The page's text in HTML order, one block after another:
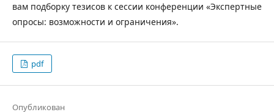
вам подборку тезисов к сессии конференции «Экспертные
опросы: возможности и ограничения».
pdf
Опубликован